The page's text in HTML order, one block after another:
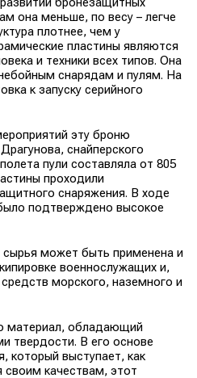
она меньше, по весу – легче
плотнее, чем у
пластины являются
и техники всех типов. Она
снарядам и пулям. На
к запуску серийного
эту броню
снайперского
пули составляла от 805
проходили
снаряжения. В ходе
подтверждено высокое
может быть применена и
военнослужащих и,
морского, наземного и
материал, обладающий
твердости. В его основе
который выступает, как
качествам, этот